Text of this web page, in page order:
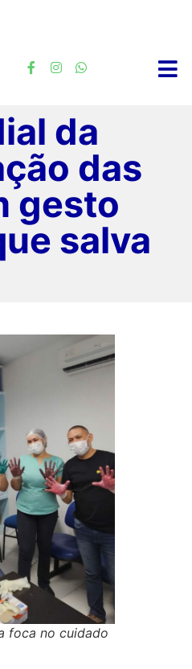
da
das
gesto
salva
foca no cuidado